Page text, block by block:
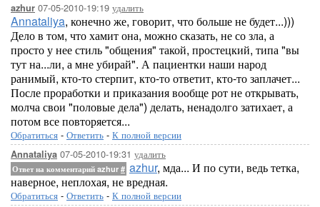
azhur 07-05-2010-19:19 удалить
Annataliya, конечно же, говорит, что больше не будет...)))
Дело в том, что хамит она, можно сказать, не со зла, а
просто у нее стиль "общения" такой, простецкий, типа "вы
тут на...ли, а мне убирай". А пациентки наши народ
ранимый, кто-то стерпит, кто-то ответит, кто-то заплачет...
После проработки и приказания вообще рот не открывать,
молча свои "половые дела") делать, ненадолго затихает, а
потом все повторяется...
Обратиться - Ответить - К полной версии
Annataliya 07-05-2010-19:31 удалить
Ответ на комментарий azhur # azhur, мда... И по сути, ведь тетка,
наверное, неплохая, не вредная.
Обратиться - Ответить - К полной версии